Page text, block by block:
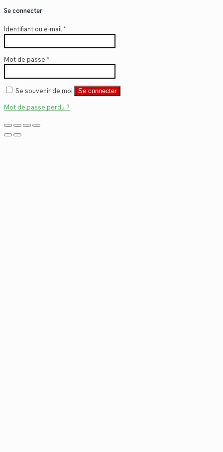
Se connecter
Identifiant ou e-mail*
Mot de passe *
Se souvenir de moi Se connecter
Mot de passe perdu ?